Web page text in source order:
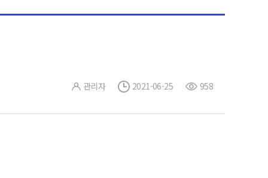
관리자 2021-06-25 958